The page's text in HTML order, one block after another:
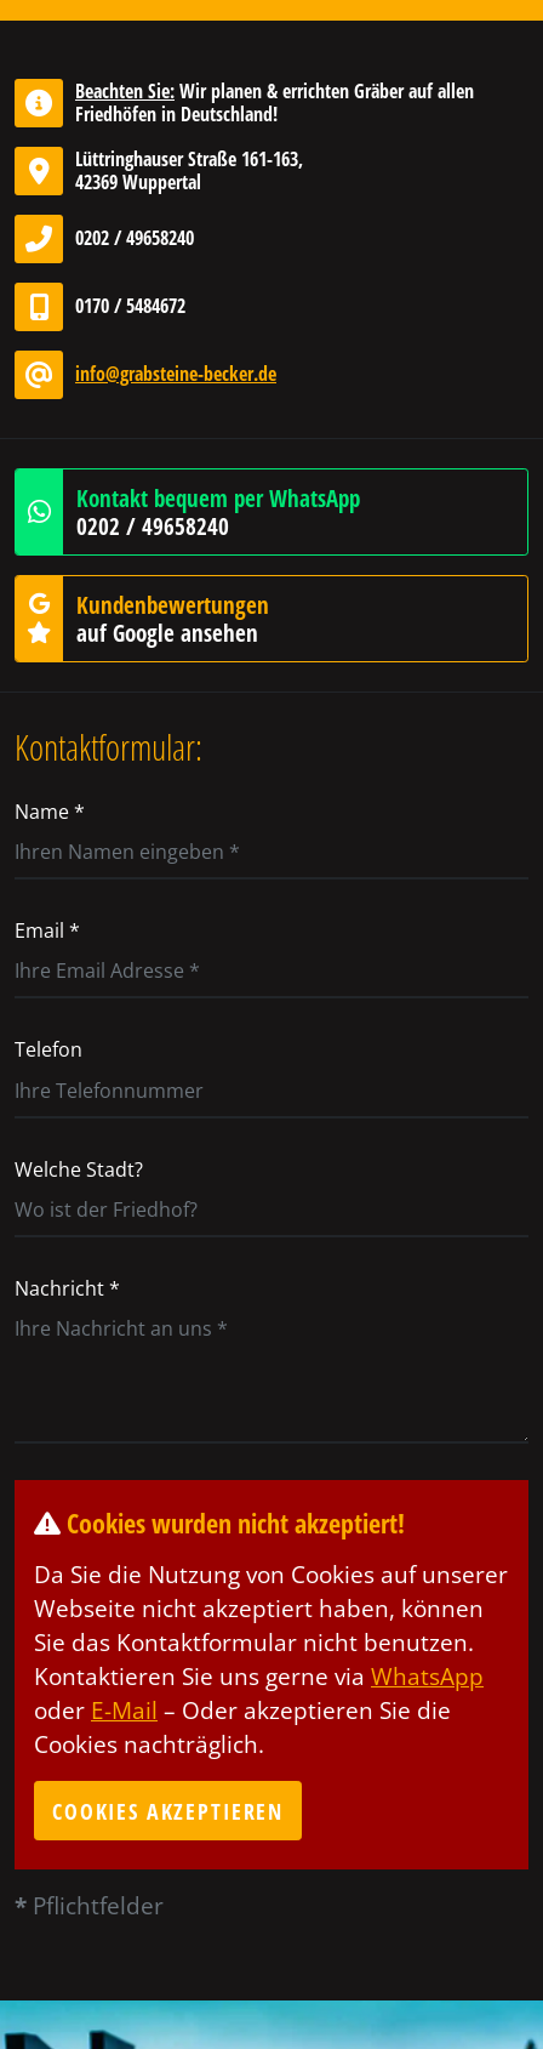
Beachten Sie:Wir planen & errichten Gräber auf allen
Friedhöfen in Deutschland!
Lüttringhauser Straße 161-163,
42369 Wuppertal
0202 / 49658240
0170 / 5484672
info@grabsteine-becker.de
Kontakt bequem per WhatsApp
0202 / 49658240
Kundenbewertungen
auf Google ansehen
Kontaktformular:
Name *
Email *
Telefon
Welche Stadt?
Nachricht *
Cookies wurden nicht akzeptiert!
Da Sie die Nutzung von Cookies auf unserer
Webseite nicht akzeptiert haben, können
Sie das Kontaktformular nicht benutzen.
Kontaktieren Sie uns gerne via WhatsApp
oder E-Mail – Oder akzeptieren Sie die
Cookies nachträglich.
COOKIES AKZEPTIEREN
* Pflichtfelder